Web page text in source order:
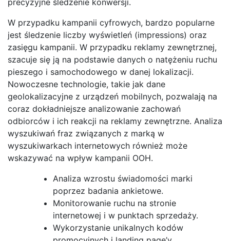
W przypadku kampanii cyfrowych, bardzo popularne
jest śledzenie liczby wyświetleń (impressions) oraz
zasięgu kampanii. W przypadku reklamy zewnętrznej,
szacuje się ją na podstawie danych o natężeniu ruchu
pieszego i samochodowego w danej lokalizacji.
Nowoczesne technologie, takie jak dane
geolokalizacyjne z urządzeń mobilnych, pozwalają na
coraz dokładniejsze analizowanie zachowań
odbiorców i ich reakcji na reklamy zewnętrzne. Analiza
wyszukiwań fraz związanych z marką w
wyszukiwarkach internetowych również może
wskazywać na wpływ kampanii OOH.
Analiza wzrostu świadomości marki
poprzez badania ankietowe.
Monitorowanie ruchu na stronie
internetowej i w punktach sprzedaży.
Wykorzystanie unikalnych kodów